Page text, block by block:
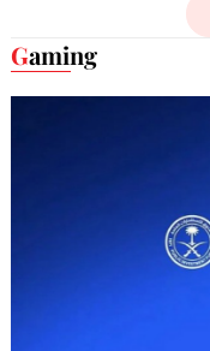
Gaming